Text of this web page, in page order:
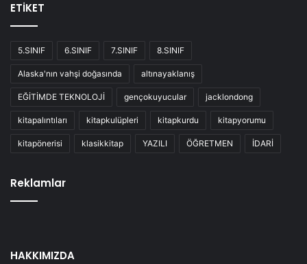
ETİKET
5.SINIF 6.SINIF 7.SINIF 8.SINIF
Alaska'nın vahşi doğasında altınayaklanış
EĞİTİMDE TEKNOLOJİ gençokuyucular jacklondong
kitapalıntıları kitapkulüpleri kitapkurdu kitapyorumu
kitapönerisi klasikkitap YAZILI ÖĞRETMEN İDARİ
Reklamlar
HAKKIMIZDA